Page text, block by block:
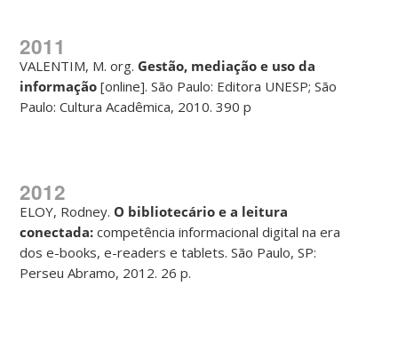
2011
VALENTIM, M. org. Gestão, mediação e uso da
informação[online]. São Paulo: Editora UNESP; São
Paulo: Cultura Acadêmica, 2010. 390 p
2012
ELOY, Rodney. O bibliotecário e a leitura
conectada:competência informacional digital na era
dos e-books, e-readers e tablets. São Paulo, SP:
Perseu Abramo, 2012. 26 p.